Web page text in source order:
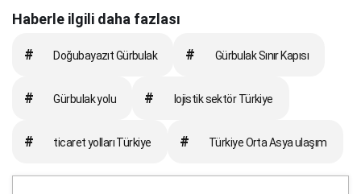
Haberle ilgili daha fazlası
# Doğubayazıt Gürbulak # Gürbulak Sınır Kapısı
# Gürbulak yolu # lojistik sektör Türkiye
# ticaret yolları Türkiye # Türkiye Orta Asya ulaşım